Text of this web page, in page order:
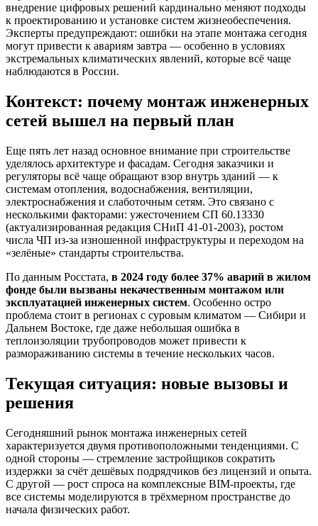
внедрение цифровых решений кардинально меняют подходы
к проектированию и установке систем жизнеобеспечения.
Эксперты предупреждают: ошибки на этапе монтажа сегодня
могут привести к авариям завтра — особенно в условиях
экстремальных климатических явлений, которые всё чаще
наблюдаются в России.
Контекст: почему монтаж инженерных
сетей вышел на первый план
Еще пять лет назад основное внимание при строительстве
уделялось архитектуре и фасадам. Сегодня заказчики и
регуляторы всё чаще обращают взор внутрь зданий — к
системам отопления, водоснабжения, вентиляции,
электроснабжения и слаботочным сетям. Это связано с
несколькими факторами: ужесточением СП 60.13330
(актуализированная редакция СНиП 41-01-2003), ростом
числа ЧП из-за изношенной инфраструктуры и переходом на
«зелёные» стандарты строительства.
По данным Росстата, в 2024 году более 37% аварий в жилом
фонде были вызваны некачественным монтажом или
эксплуатацией инженерных систем. Особенно остро
проблема стоит в регионах с суровым климатом — Сибири и
Дальнем Востоке, где даже небольшая ошибка в
теплоизоляции трубопроводов может привести к
размораживанию системы в течение нескольких часов.
Текущая ситуация: новые вызовы и
решения
Сегодняшний рынок монтажа инженерных сетей
характеризуется двумя противоположными тенденциями. С
одной стороны — стремление застройщиков сократить
издержки за счёт дешёвых подрядчиков без лицензий и опыта.
С другой — рост спроса на комплексные BIM-проекты, где
все системы моделируются в трёхмерном пространстве до
начала физических работ.